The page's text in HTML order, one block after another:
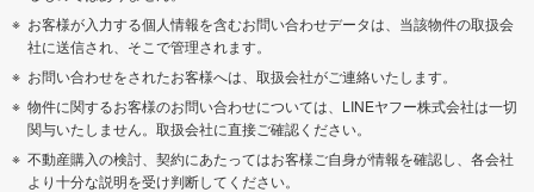
お客様が入力する個人情報を含むお問い合わせデータは、当該物件の取扱会
社に送信され、そこで管理されます。
お問い合わせをされたお客様へは、取扱会社がご連絡いたします。
物件に関するお客様のお問い合わせについては、LINEヤフー株式会社は一切
関与いたしません。取扱会社に直接ご確認ください。
不動産購入の検討、契約にあたってはお客様ご自身が情報を確認し、各会社
より十分な説明を受け判断してください。